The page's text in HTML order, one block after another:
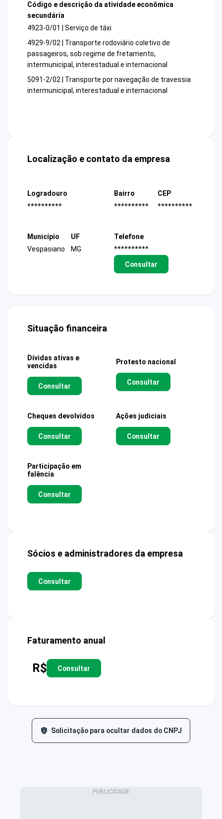
Código e descrição da atividade econômica
secundária
4923-0/01 | Serviço de táxi
4929-9/02 | Transporte rodoviário coletivo de
passageiros, sob regime de fretamento,
intermunicipal, interestadual e internacional
5091-2/02 | Transporte por navegação de travessia
intermunicipal, interestadual e internacional
Localização e contato da empresa
Logradouro
**********
Bairro
**********
CEP
**********
Município
Vespasiano
UF
MG
Telefone
**********
Consultar
Situação financeira
Dívidas ativas e
vencidas
Consultar
Protesto nacional
Consultar
Cheques devolvidos
Consultar
Ações judiciais
Consultar
Participação em
falência
Consultar
Sócios e administradores da empresa
Consultar
Faturamento anual
R$ Consultar
Solicitação para ocultar dados do CNPJ